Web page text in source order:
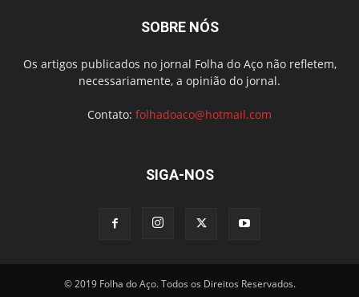
SOBRE NÓS
Os artigos publicados no jornal Folha do Aço não refletem,
necessariamente, a opinião do jornal.
Contato: folhadoaco@hotmail.com
SIGA-NOS
© 2019 Folha do Aço. Todos os Direitos Reservados.